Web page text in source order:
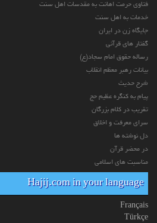
فتاوی حرمت اهانت به مقدسات اهل سنت
خدمات به اهل سنت
جایگاه زن در ایران
گفتار های قرآنی
رساله حقوق امام سجاد(ع)
بیانات رهبر معظم انقلاب
شرح حدیث
پیام به کنگره عظیم حج
تقریب در کلام بزرگان
سرای معرفت و اخلاق
دل نوشته ها
در محضر قرآن
مناسبت های اسلامی
Hajij.com in your language
Français
Türkçe